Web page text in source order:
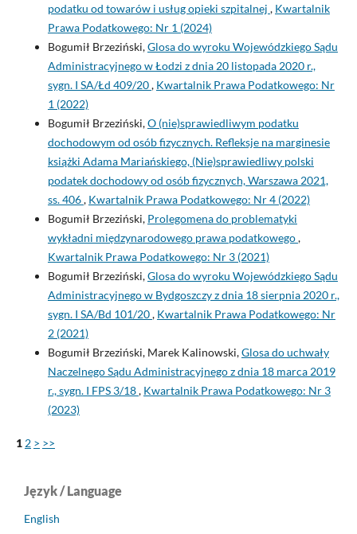
podatku od towarów i usług opieki szpitalnej , Kwartalnik
Prawa Podatkowego: Nr 1 (2024)
Bogumił Brzeziński,Glosa do wyroku Wojewódzkiego Sądu
Administracyjnego w Łodzi z dnia 20 listopada 2020 r.,
sygn. I SA/Łd 409/20, Kwartalnik Prawa Podatkowego: Nr
1 (2022)
Bogumił Brzeziński,O (nie)sprawiedliwym podatku
dochodowym od osób fizycznych. Refleksje na marginesie
książki Adama Mariańskiego, (Nie)sprawiedliwy polski
podatek dochodowy od osób fizycznych, Warszawa 2021,
ss. 406, Kwartalnik Prawa Podatkowego: Nr 4 (2022)
Bogumił Brzeziński, Prolegomena do problematyki
wykładni międzynarodowego prawa podatkowego,
Kwartalnik Prawa Podatkowego: Nr 3 (2021)
Bogumił Brzeziński,Glosa do wyroku Wojewódzkiego Sądu
Administracyjnego w Bydgoszczy z dnia 18 sierpnia 2020 r.,
sygn. I SA/Bd 101/20, Kwartalnik Prawa Podatkowego: Nr
2 (2021)
Bogumił Brzeziński, Marek Kalinowski,Glosa do uchwały
Naczelnego Sądu Administracyjnego z dnia 18 marca 2019
r., sygn. I FPS 3/18, Kwartalnik Prawa Podatkowego: Nr 3
(2023)
1 2 > >>
Język / Language
English